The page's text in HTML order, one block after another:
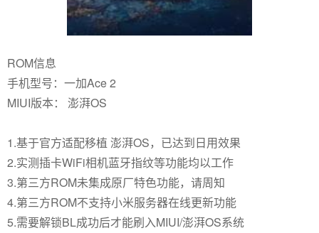
ROM信息
手机型号：一加Ace 2
MIUI版本： 澎湃OS
1.基于官方适配移植 澎湃OS，已达到日用效果
2.实测插卡WiFi相机蓝牙指纹等功能均以工作
3.第三方ROM未集成原厂特色功能，请周知
4.第三方ROM不支持小米服务器在线更新功能
5.需要解锁BL成功后才能刷入MIUI/澎湃OS系统